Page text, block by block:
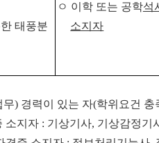
태풍분
ㅇ 이학 또는 공학석
소지자
무) 경력이 있는 자(학위요건 충
소지자 : 기 상기사, 기상감정기